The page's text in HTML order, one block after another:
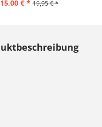
15,00 € * 19,95 € *